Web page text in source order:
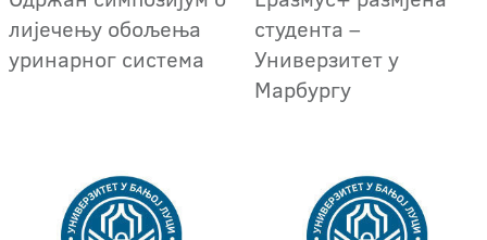
лијечењу обољења
уринарног система
студента –
Универзитет у
Марбургу